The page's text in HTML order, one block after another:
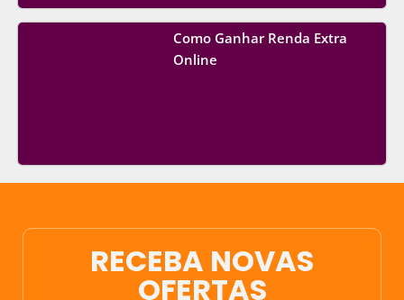
Como Ganhar Renda Extra
Online
RECEBA NOVAS
OFERTAS